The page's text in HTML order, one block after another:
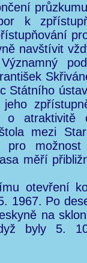
k
navštívit
Významný
Státního
o
mezi
pro
měří
otevření
1967. Po
na
byly 5.